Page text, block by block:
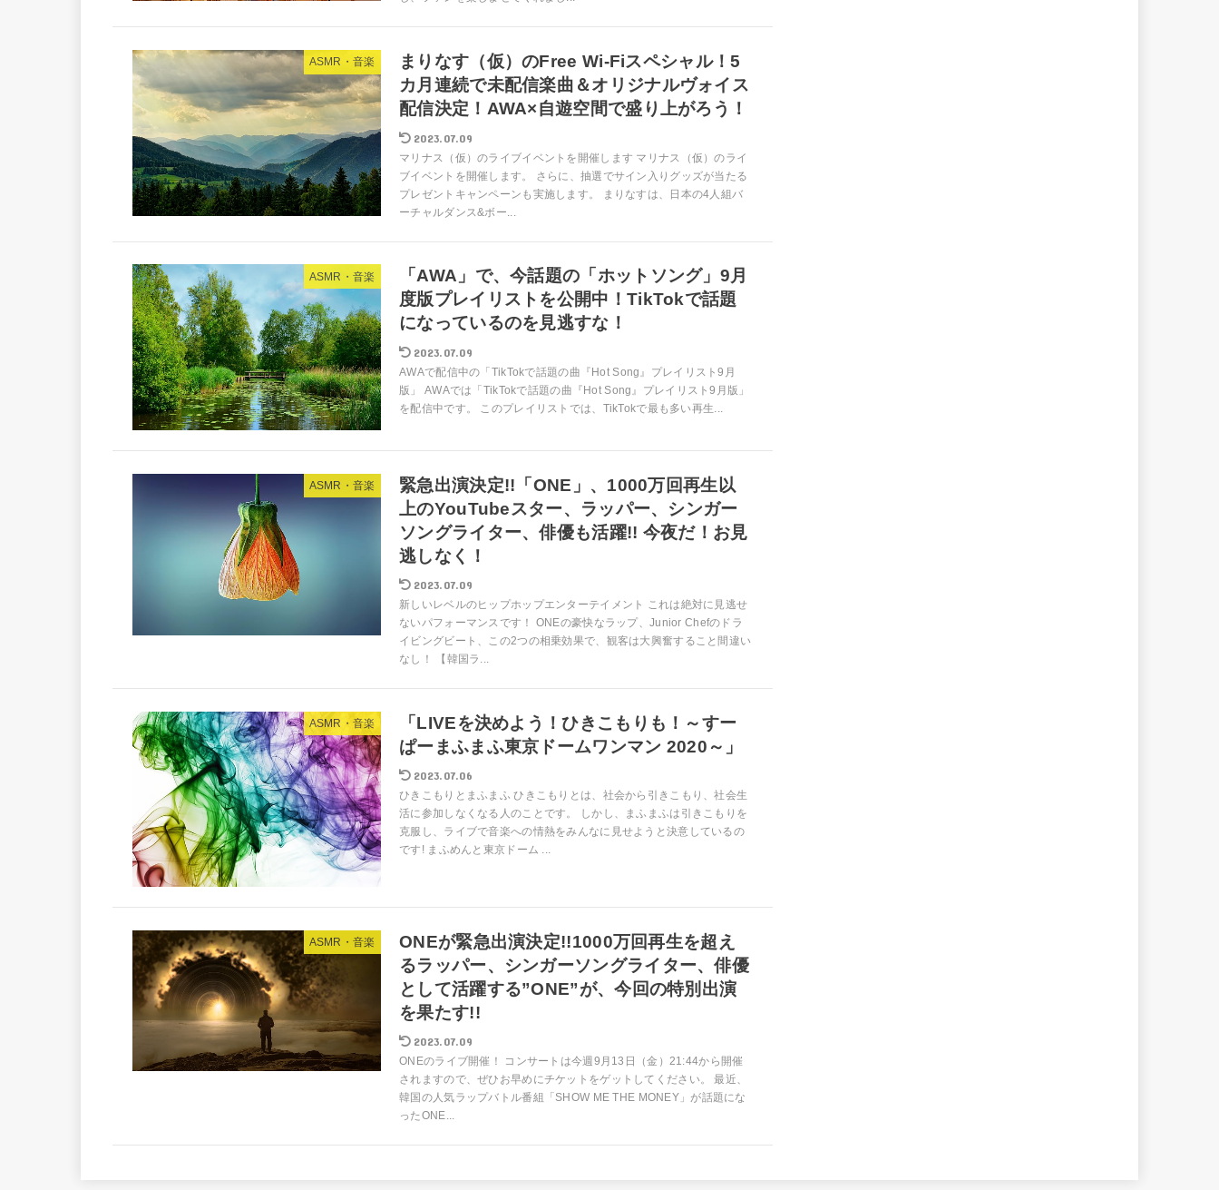
ASMR・音楽
まりなす（仮）のFree Wi-Fiスペシャル！5
カ月連続で未配信楽曲＆オリジナルヴォイス
配信決定！AWA×自遊空間で盛り上がろう！
2023.07.09
マリナス（仮）のライブイベントを開催します マリナス（仮）のライ
ブイベントを開催します。 さらに、抽選でサイン入りグッズが当たる
プレゼントキャンペーンも実施します。 まりなすは、日本の4人組バ
ーチャルダンス&ボー...
ASMR・音楽
「AWA」で、今話題の「ホットソング」9月
度版プレイリストを公開中！TikTokで話題
になっているのを見逃すな！
2023.07.09
AWAで配信中の「TikTokで話題の曲『Hot Song』プレイリスト9月
版」 AWAでは「TikTokで話題の曲『Hot Song』プレイリスト9月版」
を配信中です。 このプレイリストでは、TikTokで最も多い再生...
ASMR・音楽
緊急出演決定!!「ONE」、1000万回再生以
上のYouTubeスター、ラッパー、シンガー
ソングライター、俳優も活躍!! 今夜だ！お見
逃しなく！
2023.07.09
新しいレベルのヒップホップエンターテイメント これは絶対に見逃せ
ないパフォーマンスです！ ONEの豪快なラップ、Junior Chefのドラ
イビングビート、この2つの相乗効果で、観客は大興奮すること間違い
なし！ 【韓国ラ...
ASMR・音楽
「LIVEを決めよう！ひきこもりも！～すー
ぱーまふまふ東京ドームワンマン 2020～」
2023.07.06
ひきこもりとまふまふ ひきこもりとは、社会から引きこもり、社会生
活に参加しなくなる人のことです。 しかし、まふまふは引きこもりを
克服し、ライブで音楽への情熱をみんなに見せようと決意しているの
です! まふめんと東京ドーム ...
ASMR・音楽
ONEが緊急出演決定!!1000万回再生を超え
るラッパー、シンガーソングライター、俳優
として活躍する”ONE”が、今回の特別出演
を果たす!!
2023.07.09
ONEのライブ開催！ コンサートは今週9月13日（金）21:44から開催
されますので、ぜひお早めにチケットをゲットしてください。 最近、
韓国の人気ラップバトル番組「SHOW ME THE MONEY」が話題にな
ったONE...